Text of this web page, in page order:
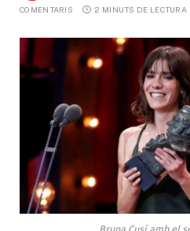
COMENTARIS 2 MINUTS DE LECTURA